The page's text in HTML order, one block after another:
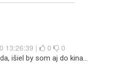
13:26:39 | 0 0
išiel by som aj do kina...